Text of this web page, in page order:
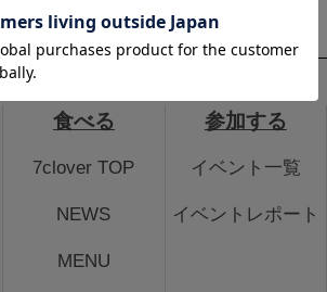
法人のお客さまはこちら
食べる
7clover TOP
NEWS
MENU
参加する
イベント一覧
イベントレポート